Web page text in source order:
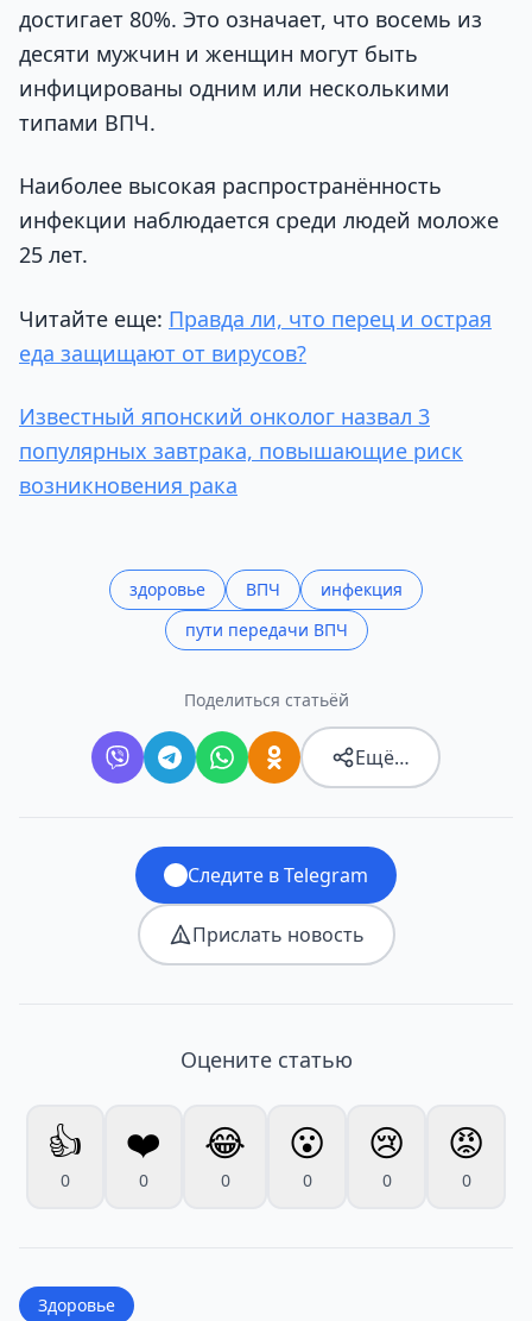
достигает 80%. Это означает, что восемь из
десяти мужчин и женщин могут быть
инфицированы одним или несколькими
типами ВПЧ.
Наиболее высокая распространённость
инфекции наблюдается среди людей моложе
25 лет.
Читайте еще: Правда ли, что перец и острая
еда защищают от вирусов?
Известный японский онколог назвал 3
популярных завтрака, повышающие риск
возникновения рака
здоровье ВПЧ
инфекция
пути передачи ВПЧ
Поделиться статьёй
Ещё…
Следите в Telegram
Прислать новость
Оцените статью
👍
0
❤️
0
😂
0
😮
0
😢
0
😡
0
Здоровье